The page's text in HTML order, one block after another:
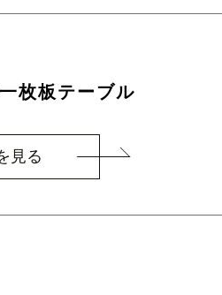
枚板テーブル
見る